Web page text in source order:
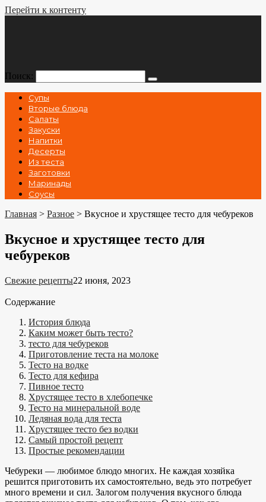
Перейти к контенту
Поиск:
Супы
Вторые блюда
Салаты
Закуски
Напитки
Десерты
Из теста
Заготовки
Маринады
Соусы
Главная > Разное > Вкусное и хрустящее тесто для чебуреков
Вкусное и хрустящее тесто для
чебуреков
Свежие рецепты22 июня, 2023
Содержание
История блюда
Каким может быть тесто?
тесто для чебуреков
Приготовление теста на молоке
Тесто на водке
Тесто для кефира
Пивное тесто
Хрустящее тесто в хлебопечке
Тесто на минеральной воде
Ледяная вода для теста
Хрустящее тесто без водки
Самый простой рецепт
Простые рекомендации
Чебуреки — любимое блюдо многих. Не каждая хозяйка
решится приготовить их самостоятельно, ведь это потребует
много времени и сил. Залогом получения вкусного блюда